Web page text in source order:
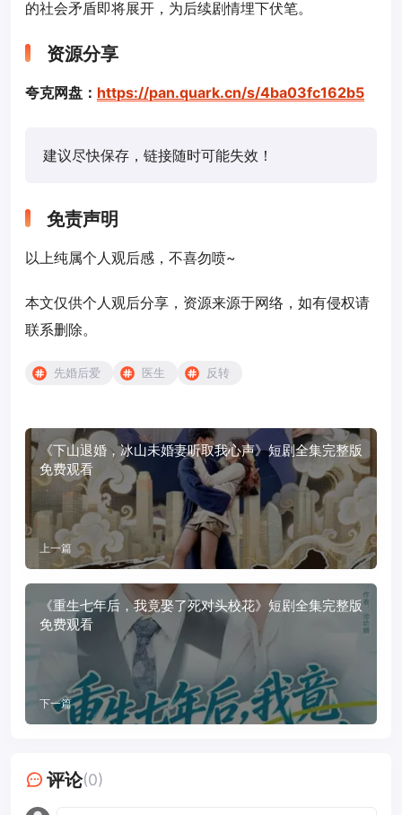
的社会矛盾即将展开，为后续剧情埋下伏笔。
资源分享
夸克网盘： https://pan.quark.cn/s/4ba03fc162b5
建议尽快保存，链接随时可能失效！
免责声明
以上纯属个人观后感，不喜勿喷~
本文仅供个人观后分享，资源来源于网络，如有侵权请
联系删除。
先婚后爱 医生 反转
《下山退婚，冰山未婚妻听取我心声》短剧全集完整版
免费观看
上一篇
《重生七年后，我竟娶了死对头校花》短剧全集完整版
免费观看
下一篇
评论(0)